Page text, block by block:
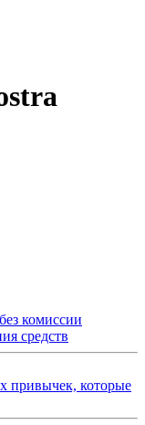
комиссии
средств
которые